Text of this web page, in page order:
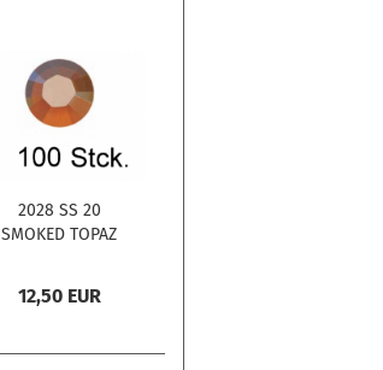
2028 SS 20
SMOKED TOPAZ
12,50 EUR